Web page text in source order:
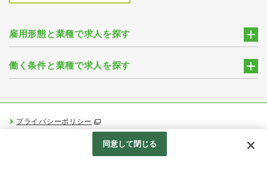
雇用形態と業種で求人を探す
働く条件と業種で求人を探す
プライバシーポリシー
Googleアナリティクスの利用について
同意して閉じる